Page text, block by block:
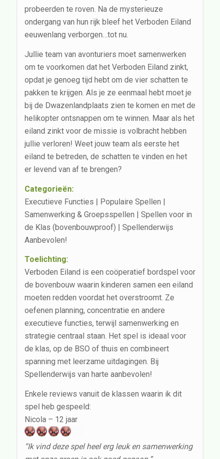
probeerden te roven. Na de mysterieuze
ondergang van hun rijk bleef het Verboden Eiland
eeuwenlang verborgen…tot nu.
Jullie team van avonturiers moet samenwerken
om te voorkomen dat het Verboden Eiland zinkt,
opdat je genoeg tijd hebt om de vier schatten te
pakken te krijgen. Als je ze eenmaal hebt moet je
bij de Dwazenlandplaats zien te komen en met de
helikopter ontsnappen om te winnen. Maar als het
eiland zinkt voor de missie is volbracht hebben
jullie verloren! Weet jouw team als eerste het
eiland te betreden, de schatten te vinden en het
er levend van af te brengen?
Categorieën:
Executieve Functies | Populaire Spellen |
Samenwerking & Groepsspellen | Spellen voor in
de Klas (bovenbouwproof) | Spellenderwijs
Aanbevolen!
Toelichting:
Verboden Eiland is een coöperatief bordspel voor
de bovenbouw waarin kinderen samen een eiland
moeten redden voordat het overstroomt. Ze
oefenen planning, concentratie en andere
executieve functies, terwijl samenwerking en
strategie centraal staan. Het spel is ideaal voor
de klas, op de BSO of thuis en combineert
spanning met leerzame uitdagingen. Bij
Spellenderwijs van harte aanbevolen!
Enkele reviews vanuit de klassen waarin ik dit
spel heb gespeeld:
Nicola – 12 jaar
“Ik vind deze spel heel erg leuk en samenwerking